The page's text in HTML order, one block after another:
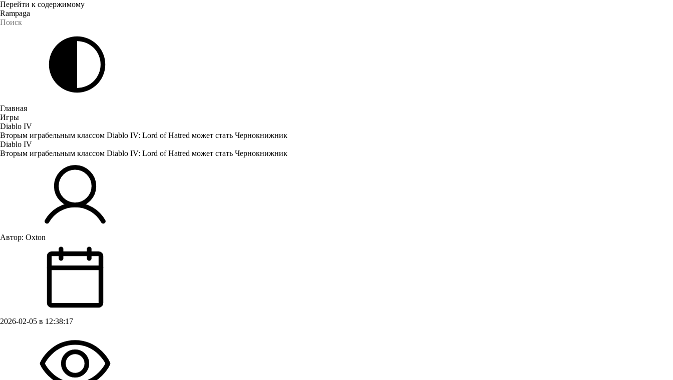
Перейти к содержимому
Rampaga
Главная
Игры
Diablo IV
Вторым играбельным классом Diablo IV: Lord of Hatred может стать Чернокнижник
Diablo IV
Вторым играбельным классом Diablo IV: Lord of Hatred может стать Чернокнижник
Автор: Oxton
2026-02-05 в 12:38:17